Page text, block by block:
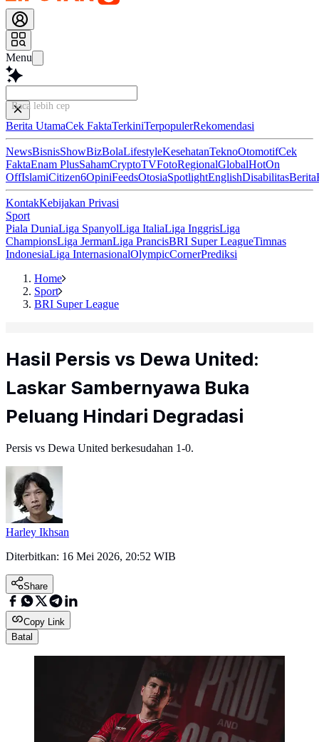
Menu
Baca lebih cepat...
Berita UtamaCek FaktaTerkiniTerpopulerRekomendasi
NewsBisnisShowBizBolaLifestyleKesehatanTeknoOtomotifCek
FaktaEnam PlusSahamCryptoTVFotoRegionalGlobalHotOn
OffIslamiCitizen6OpiniFeedsOtosiaSpotlightEnglishDisabilitasBerita
KontakKebijakan Privasi
Sport
Piala DuniaLiga SpanyolLiga ItaliaLiga InggrisLiga
ChampionsLiga JermanLiga PrancisBRI Super LeagueTimnas
IndonesiaLiga InternasionalOlympicCornerPrediksi
Home
Sport
BRI Super League
Hasil Persis vs Dewa United:
Laskar Sambernyawa Buka
Peluang Hindari Degradasi
Persis vs Dewa United berkesudahan 1-0.
Harley Ikhsan
Diterbitkan: 16 Mei 2026, 20:52 WIB
Share
Copy Link
Batal